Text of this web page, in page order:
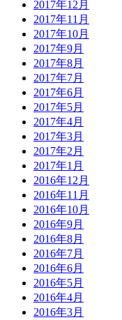
2017年12月
2017年11月
2017年10月
2017年9月
2017年8月
2017年7月
2017年6月
2017年5月
2017年4月
2017年3月
2017年2月
2017年1月
2016年12月
2016年11月
2016年10月
2016年9月
2016年8月
2016年7月
2016年6月
2016年5月
2016年4月
2016年3月